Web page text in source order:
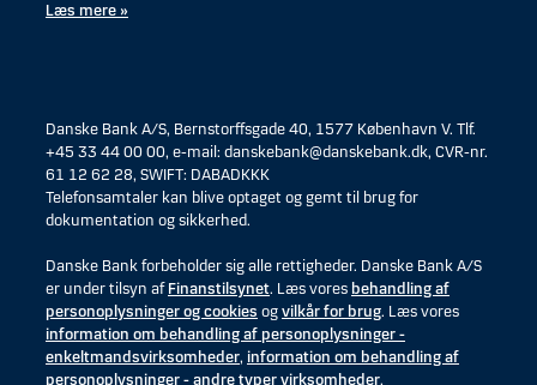
Læs mere »
Danske Bank A/S, Bernstorffsgade 40, 1577 København V. Tlf.
+45 33 44 00 00, e-mail: danskebank@danskebank.dk, CVR-nr.
61 12 62 28, SWIFT: DABADKKK
Telefonsamtaler kan blive optaget og gemt til brug for
dokumentation og sikkerhed.
Danske Bank forbeholder sig alle rettigheder. Danske Bank A/S
er under tilsyn afFinanstilsynet. Læs vores behandling af
personoplysninger og cookies ogvilkår for brug. Læs vores
information om behandling af personoplysninger -
enkeltmandsvirksomheder, information om behandling af
personoplysninger - andre typer virksomheder,